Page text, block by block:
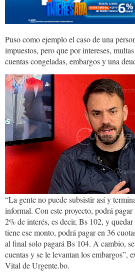
Puso como ejemplo el caso de una
impuestos, pero que por intereses,
cuentas congeladas, embargos y una
delcastillo.jpg
“La gente no puede subsistir así y
informal. Con este proyecto, podrá
2% de interés, es decir, Bs 102, y
tiene ese monto, podrá pagar en 36
al final solo pagará Bs 104. A cambio,
cuentas y se le levantan los embargos”,
Vital de Urgente.bo.